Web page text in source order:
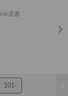
選書
101-